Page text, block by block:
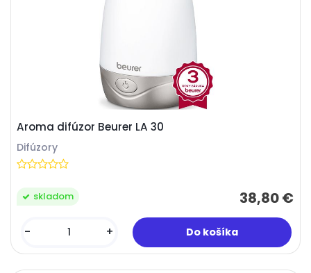
Aroma difúzor Beurer LA 30
Difúzory
38,80 €
skladom
- +